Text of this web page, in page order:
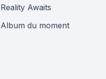
Reality Awaits
Album du moment